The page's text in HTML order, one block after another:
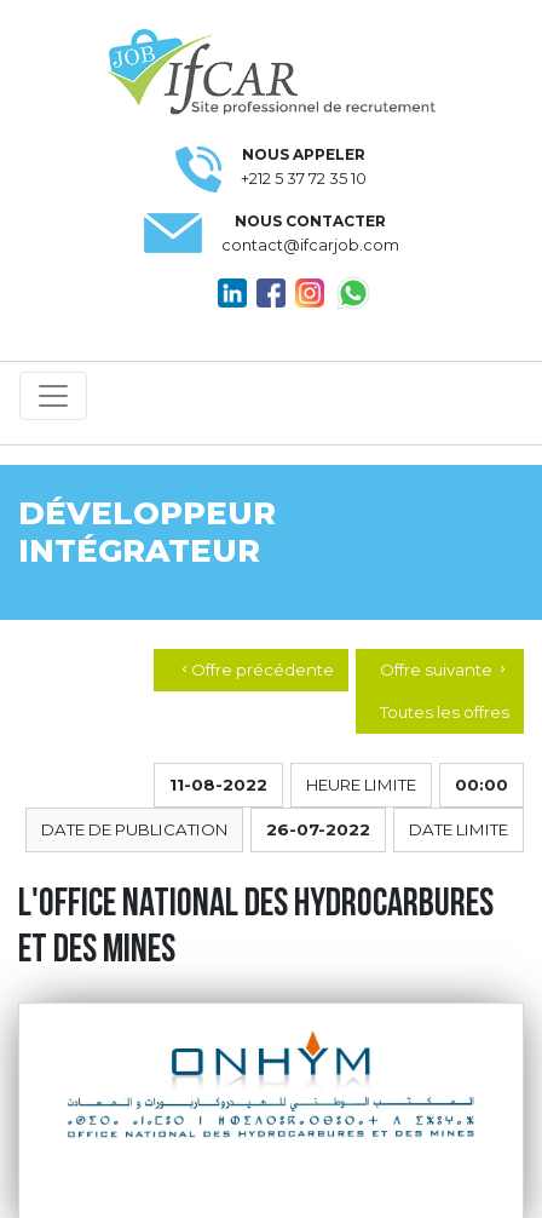
NOUS APPELER
+212 5 37 72 35 10
NOUS CONTACTER
contact@ifcarjob.com
DÉVELOPPEUR
INTÉGRATEUR
Offre suivante chevron_right
chevron_left Offre précédente
Toutes les offres
00:00
HEURE LIMITE
11-08-2022
DATE LIMITE
26-07-2022
DATE DE PUBLICATION
L'Office National des Hydrocarbures
et des Mines